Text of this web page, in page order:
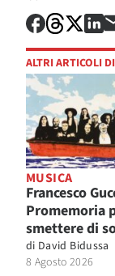
ALTRI ARTICOLI DI
MUSICA
Francesco
Promemoria
smettere di
di David Bidussa
8 Agosto 2026